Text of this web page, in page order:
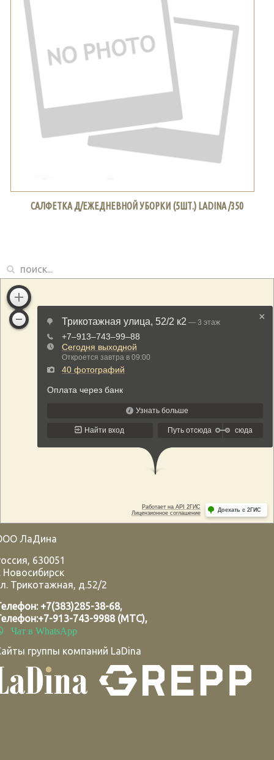
САЛФЕТКА Д/ЕЖЕДНЕВНОЙ УБОРКИ (5ШТ.) LADINA /350
ЛаДина
, 630051
Новосибирск
Трикотажная, д.52/2
+7(383)285-38-68,
+7-913-743-9988 (МТС),
Чат в WhatsApp
группы компаний LaDina